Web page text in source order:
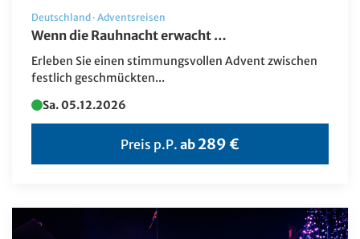
Flugreisen
Flusskreuzfahrt
Frühjahrs-Reisen
Geschenkideen
Herbstreisen
Hochseekreuzfahrten
Katalogvorschau Winter
Deutschland · Adventsreisen
Wenn die Rauhnacht erwacht …
Erleben Sie einen stimmungsvollen Advent zwischen
festlich geschmückten...
Sa. 05.12.2026
Preis p.P. ab 289 €